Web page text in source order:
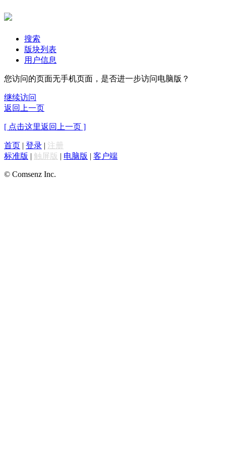
搜索
版块列表
用户信息
您访问的页面无手机页面，是否进一步访问电脑版？
继续访问
返回上一页
[ 点击这里返回上一页 ]
首页 | 登录 | 注册
标准版 | 触屏版 | 电脑版 | 客户端
© Comsenz Inc.